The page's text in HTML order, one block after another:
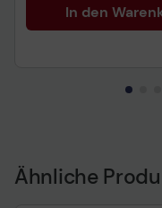
In den
Ähnliche